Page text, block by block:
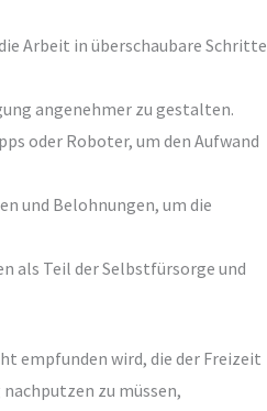
Arbeit in überschaubare Schritte
angenehmer zu gestalten.
oder Roboter, um den Aufwand
und Belohnungen, um die
als Teil der Selbstfürsorge und
empfunden wird, die der Freizeit
zu müssen,